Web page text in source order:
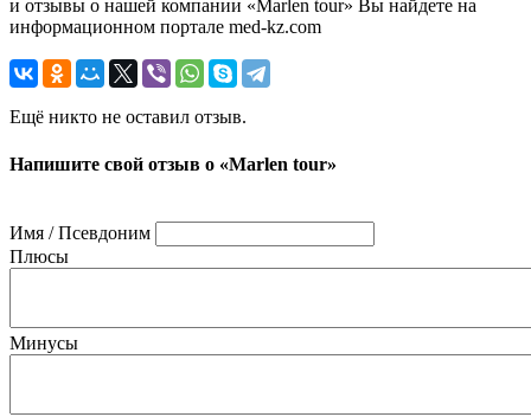
и отзывы о нашей компании «Marlen tour» Вы найдете на
информационном портале med-kz.com
Ещё никто не оставил отзыв.
Напишите свой отзыв о «Marlen tour»
Имя / Псевдоним
Плюсы
Минусы